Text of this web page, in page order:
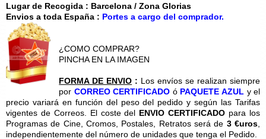
Lugar de Recogida : Barcelona / Zona Glorias
Envios a toda España : Portes a cargo del comprador.
¿COMO COMPRAR?
PINCHA EN LA IMAGEN
FORMA DE ENVIO : Los envíos se realizan siempre
por CORREO CERTIFICADO ó PAQUETE AZUL y el
precio variará en función del peso del pedido y según las Tarifas
vigentes de Correos. El coste del ENVIO CERTIFICADO para los
Programas de Cine, Cromos, Postales, Retratos será de 3 €uros
independientemente del número de unidades que tenga el Pedido.